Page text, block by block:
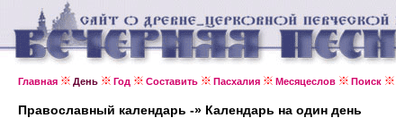
Главная День Год Составить Пасхалия Месяцеслов Поиск
Православный календарь -» Календарь на один день